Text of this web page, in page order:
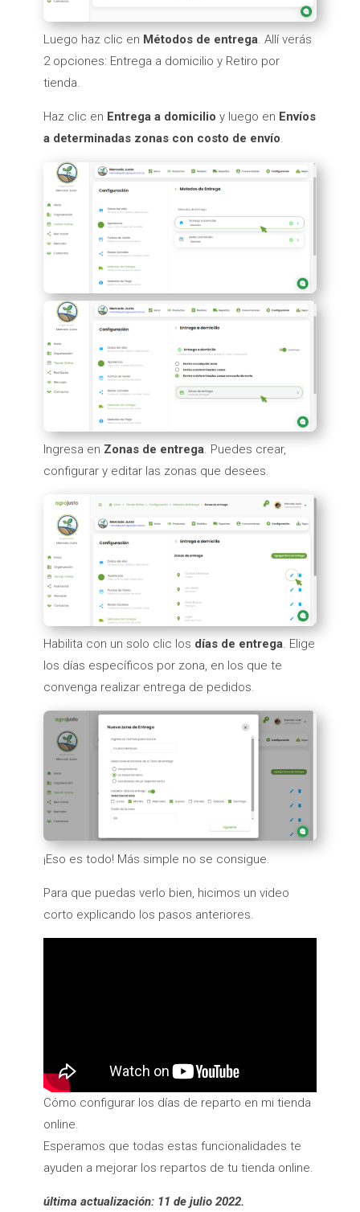
Luego haz clic en Métodos de entrega. Allí verás
2 opciones: Entrega a domicilio y Retiro por
tienda.
Haz clic en Entrega a domicilio y luego en Envíos
a determinadas zonas con costo de envío.
Ingresa en Zonas de entrega. Puedes crear,
configurar y editar las zonas que desees.
Habilita con un solo clic los días de entrega. Elige
los días específicos por zona, en los que te
convenga realizar entrega de pedidos.
¡Eso es todo! Más simple no se consigue.
Para que puedas verlo bien, hicimos un video
corto explicando los pasos anteriores.
Cómo configurar los días de reparto en mi tienda
online.
Esperamos que todas estas funcionalidades te
ayuden a mejorar los repartos de tu tienda online.
última actualización: 11 de julio 2022.